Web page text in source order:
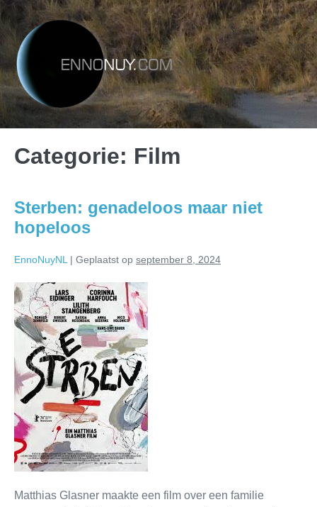
Categorie: Film
Sterben: genadeloos maar niet
hopeloos
EnnoNuyNL | Geplaatst op september 8, 2024
Matthias Glasner maakte een film over een familie